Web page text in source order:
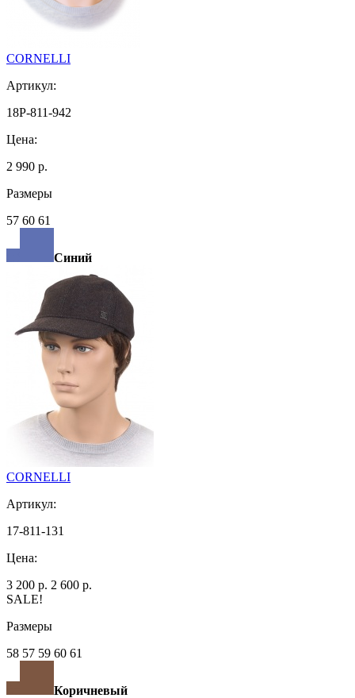
CORNELLI
Артикул:
18P-811-942
Цена:
2 990 р.
Размеры
57 60 61
Синий
CORNELLI
Артикул:
17-811-131
Цена:
3 200 р. 2 600 р.
SALE!
Размеры
58 57 59 60 61
Коричневый